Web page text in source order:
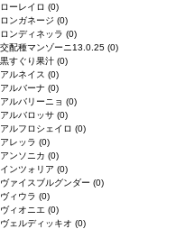
ローレイロ (0)
ロンガネージ (0)
ロンディネッラ (0)
交配種マンゾーニ13.0.25 (0)
黒すぐり果汁 (0)
アルネイス (0)
アルバーナ (0)
アルバリーニョ (0)
アルバロッサ (0)
アルフロシェイロ (0)
アレッラ (0)
アンソニカ (0)
インツォリア (0)
ヴァイスブルグンダー (0)
ヴィウラ (0)
ヴィオニエ (0)
ヴェルディッキオ (0)